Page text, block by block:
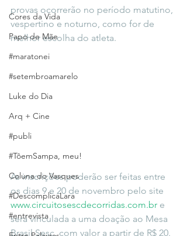
Cores da Vida
Papo de Mãe
#maratonei
#setembroamarelo
Luke do Dia
Arq + Cine
#publi
#TôemSampa, meu!
Coluna do Vasques
#DescomplicaLara
#entrevista
provas ocorrerão no período matutino,
vespertino e noturno, como for de
melhor escolha do atleta.
As inscrições poderão ser feitas entre
os dias 9 e 20 de novembro pelo site
www.circuitosescdecorridas.com.br e
será vinculada a uma doação ao Mesa
Brasil Sesc, com valor a partir de R$ 20.